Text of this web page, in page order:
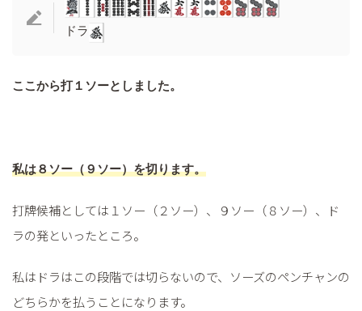
ドラ
ここから打１ソーとしました。
私は８ソー（９ソー）を切ります。
打牌候補としては１ソー（２ソー）、９ソー（８ソー）、ド
ラの発といったところ。
私はドラはこの段階では切らないので、ソーズのペンチャンの
どちらかを払うことになります。